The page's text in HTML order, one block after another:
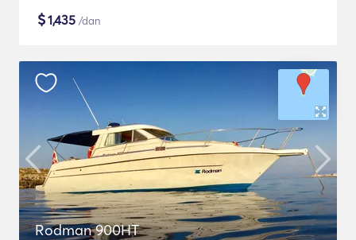
$1,435 /dan
Rodman 900HT